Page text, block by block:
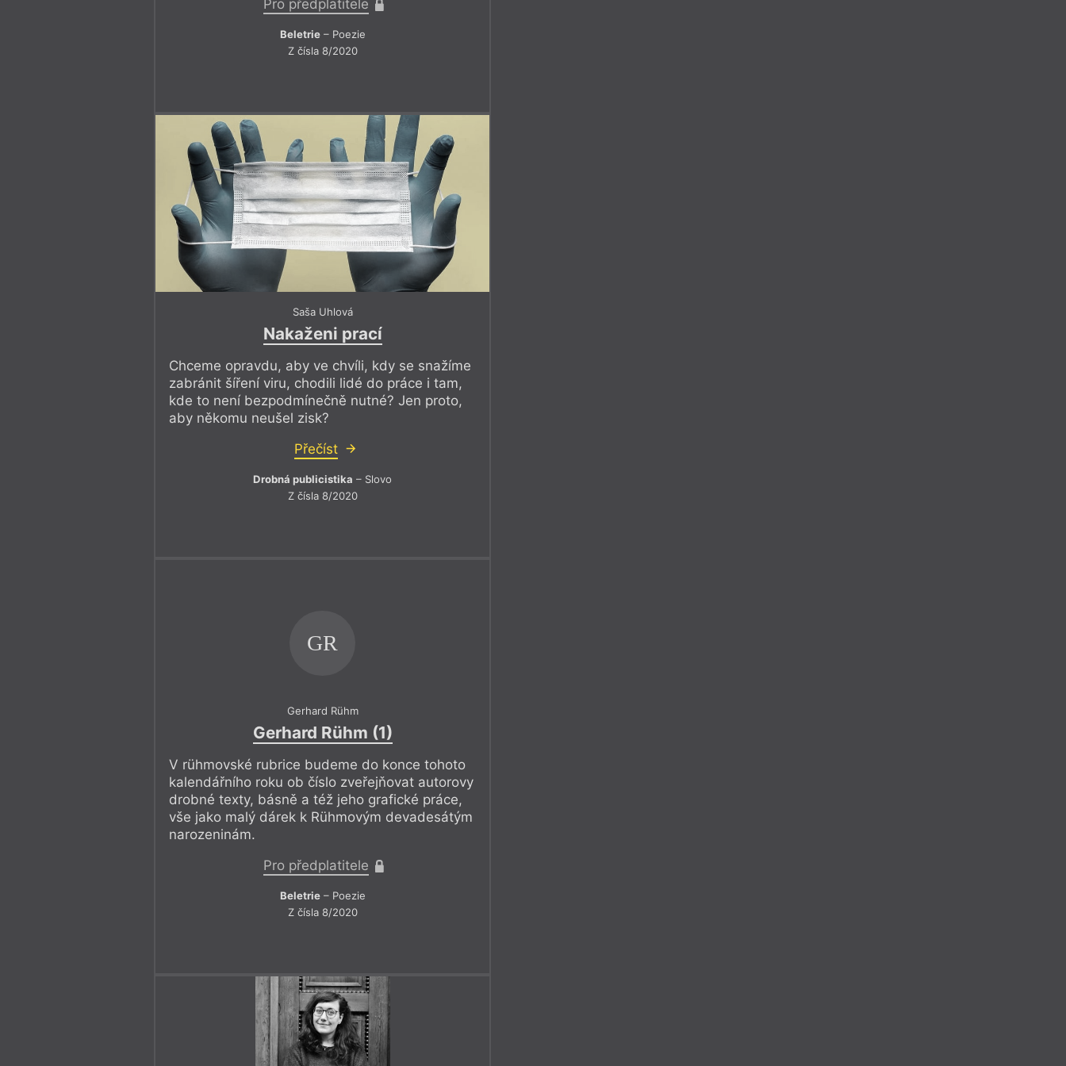
tohoto mimořádného básníka zjevením už od devadesátých
let, kdy jsem jako náctiletý básník miloval jeho první
Pro předplatitele
Beletrie– Poezie
Z čísla 8/2020
Saša Uhlová
Nakaženi prací
Chceme opravdu, aby ve chvíli, kdy se snažíme
zabránit šíření viru, chodili lidé do práce i tam,
kde to není bezpodmínečně nutné? Jen proto,
aby někomu neušel zisk?
Přečíst
Drobná publicistika – Slovo
Z čísla 8/2020
GR
Gerhard Rühm
Gerhard Rühm (1)
V rühmovské rubrice budeme do konce tohoto
kalendářního roku ob číslo zveřejňovat autorovy
drobné texty, básně a též jeho grafické práce,
vše jako malý dárek k Rühmovým devadesátým
narozeninám.
Pro předplatitele
Beletrie– Poezie
Z čísla 8/2020